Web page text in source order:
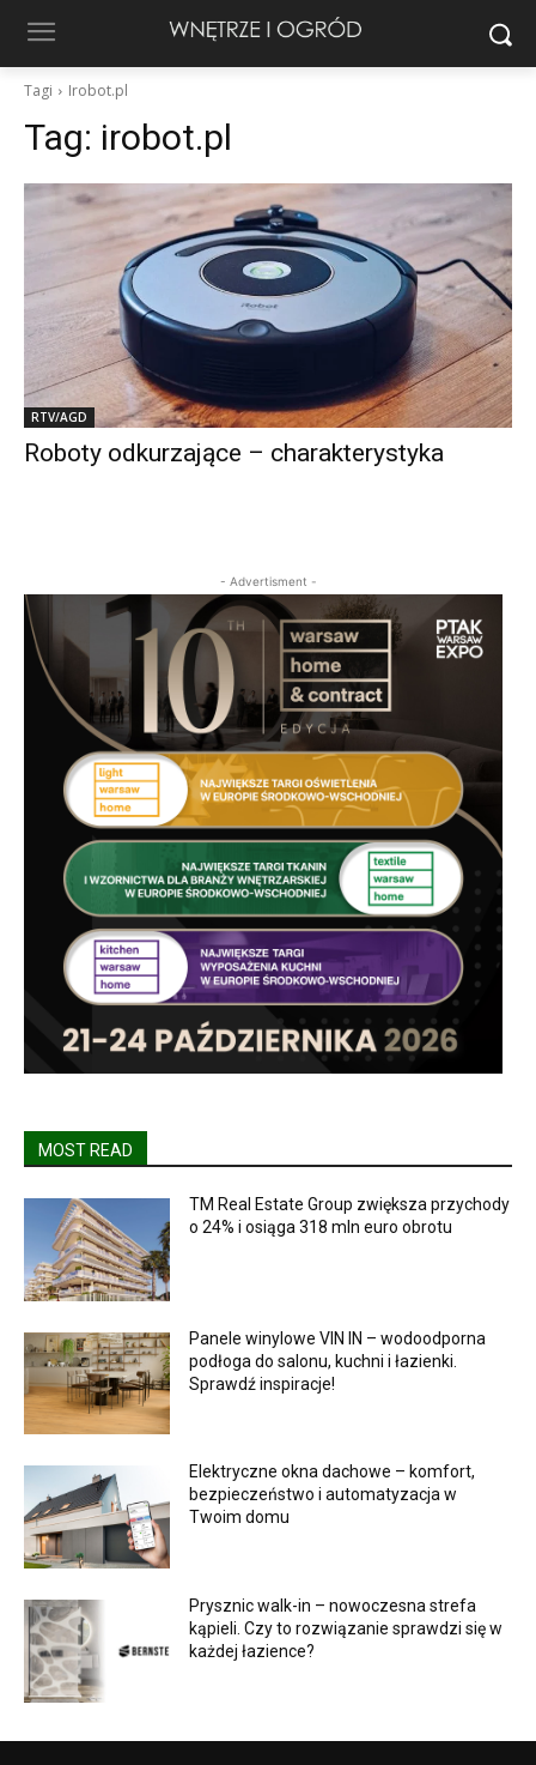
Tagi Irobot.pl
Tag: irobot.pl
RTV/AGD
Roboty odkurzające – charakterystyka
- Advertisment -
MOST READ
TM Real Estate Group zwiększa przychody
o 24% i osiąga 318 mln euro obrotu
Panele winylowe VIN IN – wodoodporna
podłoga do salonu, kuchni i łazienki.
Sprawdź inspiracje!
Elektryczne okna dachowe – komfort,
bezpieczeństwo i automatyzacja w
Twoim domu
Prysznic walk-in – nowoczesna strefa
kąpieli. Czy to rozwiązanie sprawdzi się w
każdej łazience?